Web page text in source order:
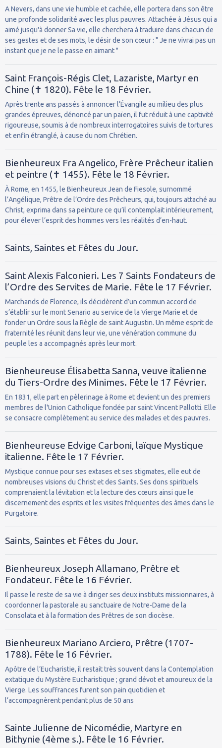
A Nevers, dans une vie humble et cachée, elle portera dans son être
une profonde solidarité avec les plus pauvres. Attachée à Jésus qui a
aimé jusqu'à donner Sa vie, elle cherchera à traduire dans chacun de
ses gestes et de ses mots, le désir de son cœur : " Je ne vivrai pas un
instant que je ne le passe en aimant "
Saint François-Régis Clet, Lazariste, Martyr en
Chine (✝ 1820). Fête le 18 Février.
Après trente ans passés à annoncer l’Évangile au milieu des plus
grandes épreuves, dénoncé par un païen, il fut réduit à une captivité
rigoureuse, soumis à de nombreux interrogatoires suivis de tortures
et enfin étranglé, à cause du nom Chrétien.
Bienheureux Fra Angelico, Frère Prêcheur italien
et peintre (✝ 1455). Fête le 18 Février.
À Rome, en 1455, le Bienheureux Jean de Fiesole, surnommé
l’Angélique, Prêtre de l’Ordre des Prêcheurs, qui, toujours attaché au
Christ, exprima dans sa peinture ce qu’il contemplait intérieurement,
pour élever l’esprit des hommes vers les réalités d’en-haut.
Saints, Saintes et Fêtes du Jour.
Saint Alexis Falconieri. Les 7 Saints Fondateurs de
l’Ordre des Servites de Marie. Fête le 17 Février.
Marchands de Florence, ils décidèrent d’un commun accord de
s’établir sur le mont Senario au service de la Vierge Marie et de
fonder un Ordre sous la Règle de saint Augustin. Un même esprit de
fraternité les réunit dans leur vie, une vénération commune du
peuple les a accompagnés après leur mort.
Bienheureuse Élisabetta Sanna, veuve italienne
du Tiers-Ordre des Minimes. Fête le 17 Février.
En 1831, elle part en pèlerinage à Rome et devient un des premiers
membres de l'Union Catholique fondée par saint Vincent Pallotti. Elle
se consacre complètement au service des malades et des pauvres.
Bienheureuse Edvige Carboni, laïque Mystique
italienne. Fête le 17 Février.
Mystique connue pour ses extases et ses stigmates, elle eut de
nombreuses visions du Christ et des Saints. Ses dons spirituels
comprenaient la lévitation et la lecture des cœurs ainsi que le
discernement des esprits et les visites fréquentes des âmes dans le
Purgatoire.
Saints, Saintes et Fêtes du Jour.
Bienheureux Joseph Allamano, Prêtre et
Fondateur. Fête le 16 Février.
Il passe le reste de sa vie à diriger ses deux instituts missionnaires, à
coordonner la pastorale au sanctuaire de Notre-Dame de la
Consolata et à la formation des Prêtres de son diocèse.
Bienheureux Mariano Arciero, Prêtre (1707-
1788). Fête le 16 Février.
Apôtre de l’Eucharistie, il restait très souvent dans la Contemplation
extatique du Mystère Eucharistique ; grand dévot et amoureux de la
Vierge. Les souffrances furent son pain quotidien et
l’accompagnèrent pendant plus de 50 ans
Sainte Julienne de Nicomédie, Martyre en
Bithynie (4ème s.). Fête le 16 Février.